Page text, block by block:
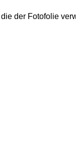
der Fotofolie